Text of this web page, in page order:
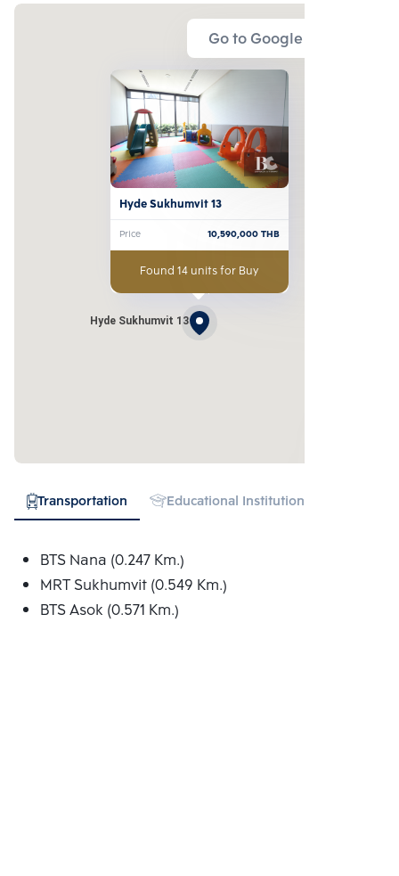
Go to Google Map
Hyde Sukhumvit 13
Hyde Sukhumvit 13
Price 10,590,000THB
Found 14 units for Buy
Transportation Educational Institution
BTS Nana (0.247 Km.)
MRT Sukhumvit (0.549 Km.)
BTS Asok (0.571 Km.)